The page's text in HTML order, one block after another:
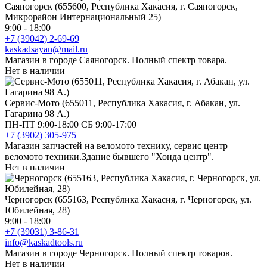
Саяногорск (655600, Республика Хакасия, г. Саяногорск,
Микрорайон Интернациональный 25)
9:00 - 18:00
+7 (39042) 2-69-69
kaskadsayan@mail.ru
Магазин в городе Саяногорск. Полный спектр товара.
Нет в наличии
Сервис-Мото (655011, Республика Хакасия, г. Абакан, ул.
Гагарина 98 А.)
ПН-ПТ 9:00-18:00 СБ 9:00-17:00
+7 (3902) 305-975
Магазин запчастей на веломото технику, сервис центр
веломото техники.Здание бывшего "Хонда центр".
Нет в наличии
Черногорск (655163, Республика Хакасия, г. Черногорск, ул.
Юбилейная, 28)
9:00 - 18:00
+7 (39031) 3-86-31
info@kaskadtools.ru
Магазин в городе Черногорск. Полный спектр товаров.
Нет в наличии